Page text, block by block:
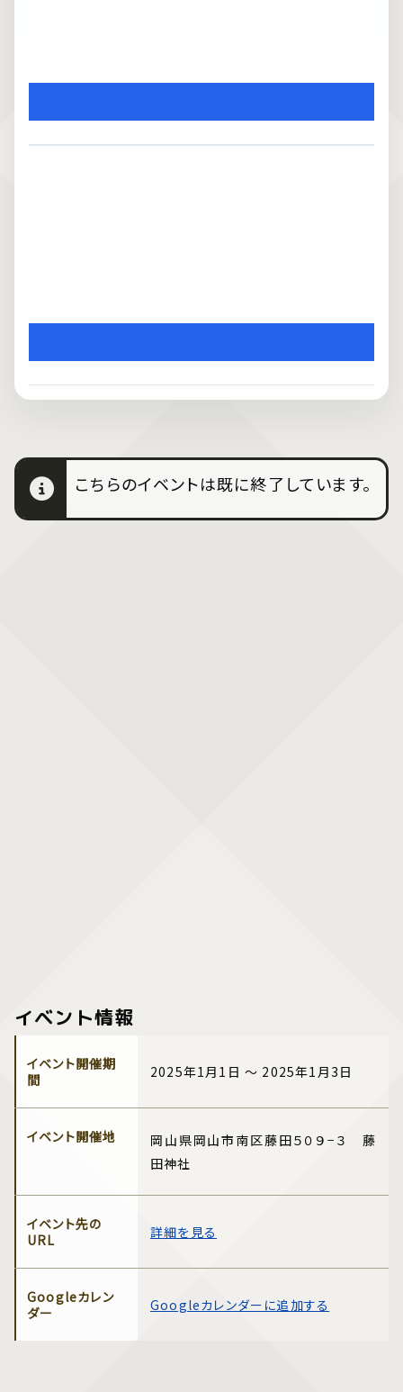
こちらのイベントは既に終了しています。
イベント情報
イベント開催期
間
2025年1月1日 ～ 2025年1月3日
イベント開催地
岡山県岡山市南区藤田５０９−３ 藤
田神社
イベント先の
URL
詳細を見る
Googleカレン
ダー
Googleカレンダーに追加する